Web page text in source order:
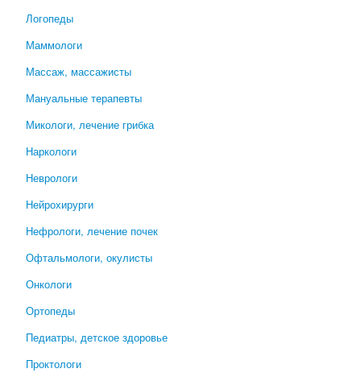
Логопеды
Маммологи
Массаж, массажисты
Мануальные терапевты
Микологи, лечение грибка
Наркологи
Неврологи
Нейрохирурги
Нефрологи, лечение почек
Офтальмологи, окулисты
Онкологи
Ортопеды
Педиатры, детское здоровье
Проктологи